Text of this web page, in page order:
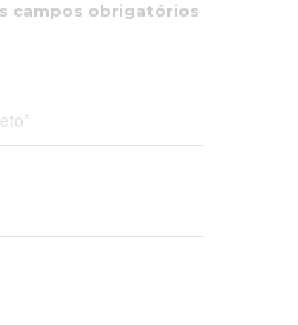
campos obrigatórios